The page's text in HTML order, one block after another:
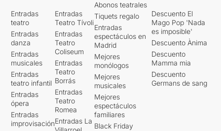
Entradas
teatro
Entradas
danza
Entradas
musicales
Entradas
teatro infantil
Entradas
ópera
Entradas
improvisación
Entradas
Teatro Tívoli
Entradas
Teatro
Coliseum
Entradas
Teatro
Borrás
Entradas
Teatro
Romea
Entradas La
Abonos teatrales
Tiquets regalo
Entradas
espectáculos en
Madrid
Mejores
monólogos
Mejores
musicales
Mejores
espectáculos
familiares
Black Friday
Descuento El
Mago Pop 'Nada
es imposible'
Descuento Ànima
Descuento
Mamma mia
Descuento
Germans de sang